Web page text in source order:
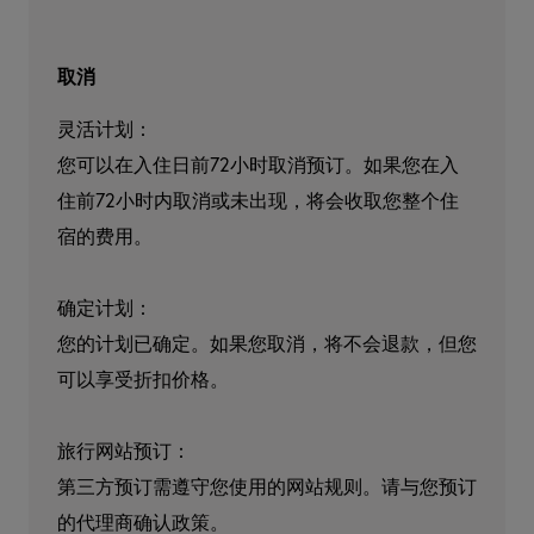
取消
灵活计划：
您可以在入住日前72小时取消预订。如果您在入
住前72小时内取消或未出现，将会收取您整个住
宿的费用。
确定计划：
您的计划已确定。如果您取消，将不会退款，但您
可以享受折扣价格。
旅行网站预订：
第三方预订需遵守您使用的网站规则。请与您预订
的代理商确认政策。